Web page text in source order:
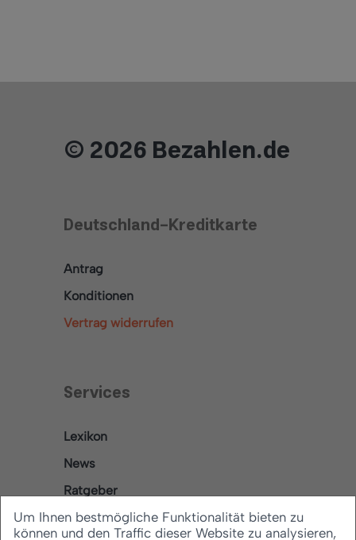
© 2026 Bezahlen.de
Deutschland-Kreditkarte
Antrag
Konditionen
Vertrag widerrufen
Services
Lexikon
News
Ratgeber
Um Ihnen bestmögliche Funktionalität bieten zu
können und den Traffic dieser Website zu analysieren,